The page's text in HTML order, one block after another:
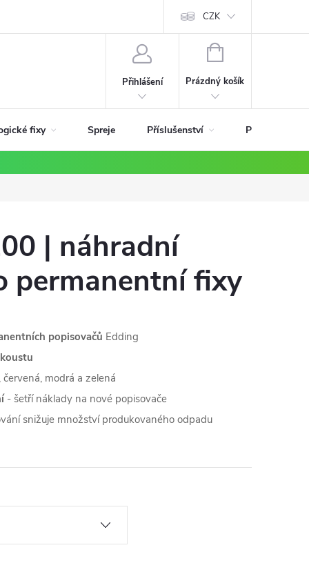
CZK
Přihlášení
NÁKUPNÍ
Prázdný košík
fixy Spreje Příslušenství Podle
| náhradní
permanentní fixy
popisovačů Edding
modrá a zelená
- šetří náklady na nové popisovače
snižuje množství produkovaného odpadu